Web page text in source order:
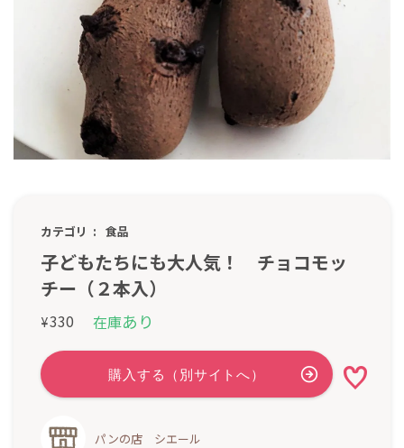
カテゴリ 食品
子どもたちにも大人気！ チョコモッ
チー（２本入）
¥330 在庫あり
パンの店 シエール